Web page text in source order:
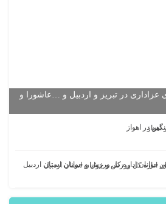
در تبریز و اردبیل و …عاشورا و
در اهواز
جوانان اداره کل ورزش و جوانان استان اردبیل